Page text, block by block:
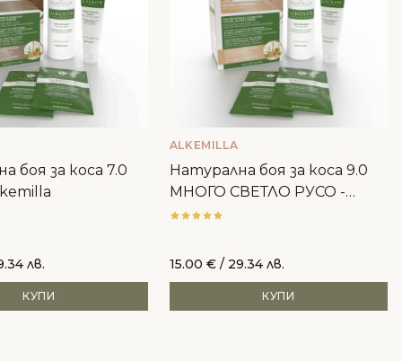
боя за коса 7.0
лв.
КУПИ
ALKEMILLA
Натурална боя за коса 9.0
МНОГО СВЕТЛО РУСО -
Alkemilla
15.00 €/ 29.34 лв.
КУПИ